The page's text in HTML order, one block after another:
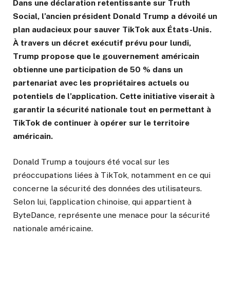
Dans une déclaration retentissante sur Truth
Social, l’ancien président Donald Trump a dévoilé un
plan audacieux pour sauver TikTok aux États-Unis.
À travers un décret exécutif prévu pour lundi,
Trump propose que le gouvernement américain
obtienne une participation de 50 % dans un
partenariat avec les propriétaires actuels ou
potentiels de l’application. Cette initiative viserait à
garantir la sécurité nationale tout en permettant à
TikTok de continuer à opérer sur le territoire
américain.
Donald Trump a toujours été vocal sur les
préoccupations liées à TikTok, notamment en ce qui
concerne la sécurité des données des utilisateurs.
Selon lui, l’application chinoise, qui appartient à
ByteDance, représente une menace pour la sécurité
nationale américaine.